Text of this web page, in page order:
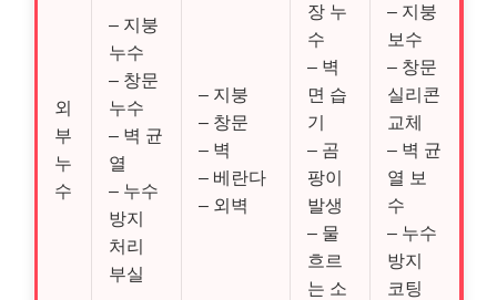
외
부
누
수
– 지붕
누수
– 창문
누수
– 벽 균
열
– 누수
방지
처리
부실
– 지붕
– 창문
– 벽
– 베란다
– 외벽
장 누
수
– 벽
면 습
기
– 곰
팡이
발생
– 물
흐르
는 소
– 지붕
보수
– 창문
실리콘
교체
– 벽 균
열 보
수
– 누수
방지
코팅